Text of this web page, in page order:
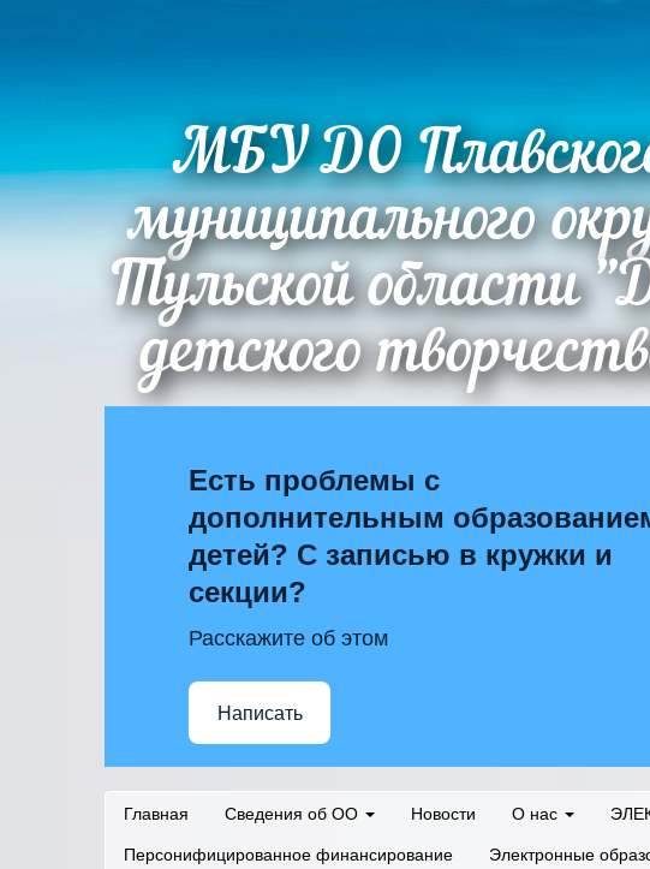
МБУ ДО
муниципального
Тульской области
детского
Есть проблемы с
дополнительным
детей? С записью в кружки и
секции?
Расскажите об этом
Написать
Главная Сведения об ОО Новости О нас
Персонифицированное финансирование
Электронные